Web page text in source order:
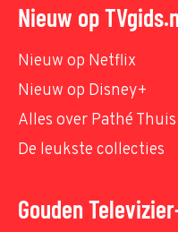
Nieuw op
Nieuw op Netflix
Nieuw op Disney+
Alles over Pathé Thuis
De leukste collecties
Gouden